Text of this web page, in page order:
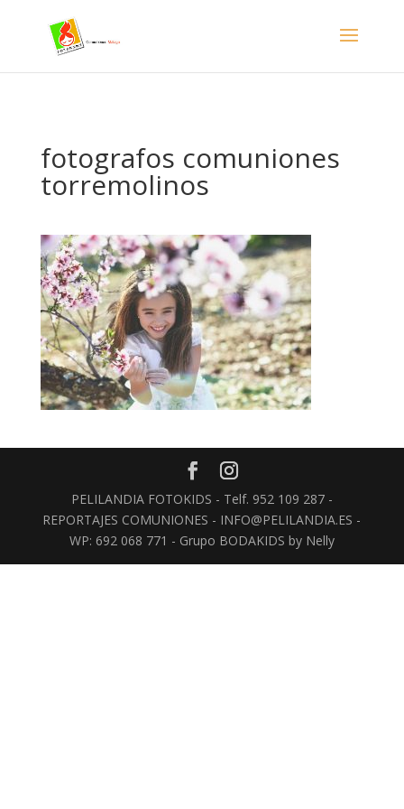
fotografos comuniones
torremolinos
PELILANDIA FOTOKIDS - Telf. 952 109 287 -
REPORTAJES COMUNIONES - INFO@PELILANDIA.ES -
WP: 692 068 771 - Grupo BODAKIDS by Nelly